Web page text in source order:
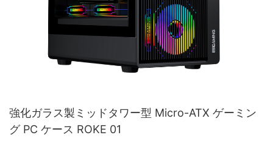
強化ガラス製ミッドタワー型 Micro-ATX ゲーミン
グ PC ケース ROKE 01